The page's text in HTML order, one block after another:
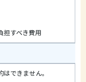
担すべき費用
できません。